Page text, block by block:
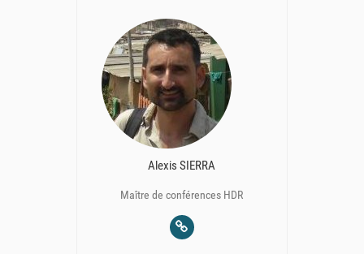
Alexis SIERRA
Maître de conférences HDR